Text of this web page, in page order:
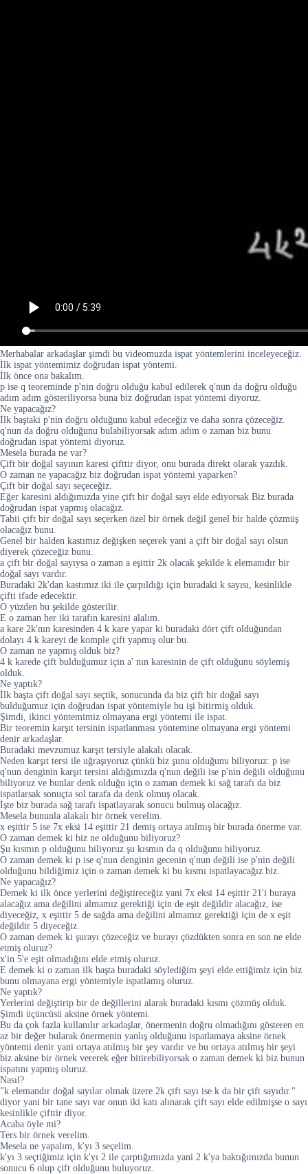
Merhabalar arkadaşlar şimdi bu videomuzda ispat yöntemlerini inceleyeceğiz.
İlk ispat yöntemimiz doğrudan ispat yöntemi.
İlk önce ona bakalım.
p ise q teoreminde p'nin doğru olduğu kabul edilerek q'nun da doğru olduğu
adım adım gösteriliyorsa buna biz doğrudan ispat yöntemi diyoruz.
Ne yapacağız?
İlk baştaki p'nin doğru olduğunu kabul edeceğiz ve daha sonra çözeceğiz.
q'nun da doğru olduğunu bulabiliyorsak adım adım o zaman biz bunu
doğrudan ispat yöntemi diyoruz.
Mesela burada ne var?
Çift bir doğal sayının karesi çifttir diyor, onu burada direkt olarak yazdık.
O zaman ne yapacağız biz doğrudan ispat yöntemi yaparken?
Çift bir doğal sayı seçeceğiz.
Eğer karesini aldığımızda yine çift bir doğal sayı elde ediyorsak Biz burada
doğrudan ispat yapmış olacağız.
Tabii çift bir doğal sayı seçerken özel bir örnek değil genel bir halde çözmüş
olacağız bunu.
Genel bir halden kastımız değişken seçerek yani a çift bir doğal sayı olsun
diyerek çözeceğiz bunu.
a çift bir doğal sayıysa o zaman a eşittir 2k olacak şekilde k elemanıdır bir
doğal sayı vardır.
Buradaki 2k'dan kastımız iki ile çarpıldığı için buradaki k sayısı, kesinlikle
çifti ifade edecektir.
O yüzden bu şekilde gösterilir.
E o zaman her iki tarafın karesini alalım.
a kare 2k'nın karesinden 4 k kare yapar ki buradaki dört çift olduğundan
dolayı 4 k kareyi de komple çift yapmış olur bu.
O zaman ne yapmış olduk biz?
4 k karede çift bulduğumuz için a' nın karesinin de çift olduğunu söylemiş
olduk.
Ne yaptık?
İlk başta çift doğal sayı seçtik, sonucunda da biz çift bir doğal sayı
bulduğumuz için doğrudan ispat yöntemiyle bu işi bitirmiş olduk.
Şimdi, ikinci yöntemimiz olmayana ergi yöntemi ile ispat.
Bir teoremin karşıt tersinin ispatlanması yöntemine olmayana ergi yöntemi
denir arkadaşlar.
Buradaki mevzumuz karşıt tersiyle alakalı olacak.
Neden karşıt tersi ile uğraşıyoruz çünkü biz şunu olduğunu biliyoruz: p ise
q'nun denginin karşıt tersini aldığımızda q'nun değili ise p'nin değili olduğunu
biliyoruz ve bunlar denk olduğu için o zaman demek ki sağ tarafı da biz
ispatlarsak sonuçta sol tarafa da denk olmuş olacak.
İşte biz burada sağ tarafı ispatlayarak sonucu bulmuş olacağız.
Mesela bununla alakalı bir örnek verelim.
x eşittir 5 ise 7x eksi 14 eşittir 21 demiş ortaya atılmış bir burada önerme var.
O zaman demek ki biz ne olduğunu biliyoruz?
Şu kısmın p olduğunu biliyoruz şu kısmın da q olduğunu biliyoruz.
O zaman demek ki p ise q'nun denginin gecenin q'nun değili ise p'nin değili
olduğunu bildiğimiz için o zaman demek ki bu kısmı ispatlayacağız biz.
Ne yapacağız?
Demek ki ilk önce yerlerini değiştireceğiz yani 7x eksi 14 eşittir 21'i buraya
alacağız ama değilini almamız gerektiği için de eşit değildir alacağız, ise
diyeceğiz, x eşittir 5 de sağda ama değilini almamız gerektiği için de x eşit
değildir 5 diyeceğiz.
O zaman demek ki şurayı çözeceğiz ve burayı çözdükten sonra en son ne elde
etmiş oluruz?
x'in 5'e eşit olmadığını elde etmiş oluruz.
E demek ki o zaman ilk başta buradaki söylediğim şeyi elde ettiğimiz için biz
bunu olmayana ergi yöntemiyle ispatlamış oluruz.
Ne yaptık?
Yerlerini değiştirip bir de değillerini alarak buradaki kısmı çözmüş olduk.
Şimdi üçüncüsü aksine örnek yöntemi.
Bu da çok fazla kullanılır arkadaşlar, önermenin doğru olmadığını gösteren en
az bir değer bularak önermenin yanlış olduğunu ispatlamaya aksine örnek
yöntemi denir yani ortaya atılmış bir şey vardır ve bu ortaya atılmış bir şeyi
biz aksine bir örnek vererek eğer bitirebiliyorsak o zaman demek ki biz bunun
ispatını yapmış oluruz.
Nasıl?
"k elemandır doğal sayılar olmak üzere 2k çift sayı ise k da bir çift sayıdır."
diyor yani bir tane sayı var onun iki katı alınarak çift sayı elde edilmişse o sayı
kesinlikle çifttir diyor.
Acaba öyle mi?
Ters bir örnek verelim.
Mesela ne yapalım, k'yı 3 seçelim.
k'yı 3 seçtiğimiz için k'yı 2 ile çarptığımızda yani 2 k'ya baktığımızda bunun
sonucu 6 olup çift olduğunu buluyoruz.